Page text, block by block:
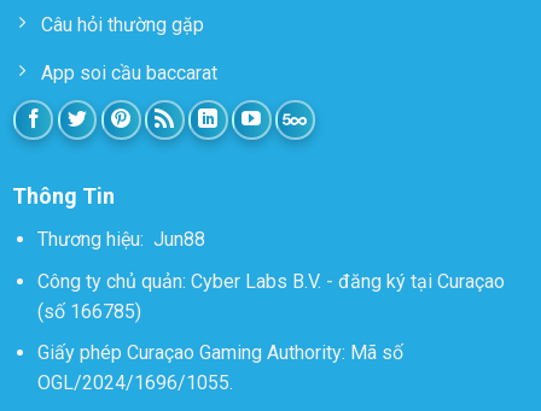
Câu hỏi thường gặp
App soi cầu baccarat
Thông Tin
Thương hiệu: Jun88
Công ty chủ quản: Cyber Labs B.V. - đăng ký tại Curaçao
(số 166785)
Giấy phép Curaçao Gaming Authority: Mã số
OGL/2024/1696/1055.